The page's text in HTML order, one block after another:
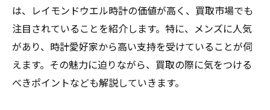
は、レイモンドウエル時計の価値が高く、買取市場でも
注目されていることを紹介します。特に、メンズに人気
があり、時計愛好家から高い支持を受けていることが伺
えます。その魅力に迫りながら、買取の際に気をつける
べきポイントなども解説していきます。